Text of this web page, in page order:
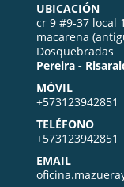
UBICACIÓN
cr 9 #9-37 local
macarena
Dosquebradas
Pereira -
MÓVIL
+573123942851
TELÉFONO
+573123942851
EMAIL